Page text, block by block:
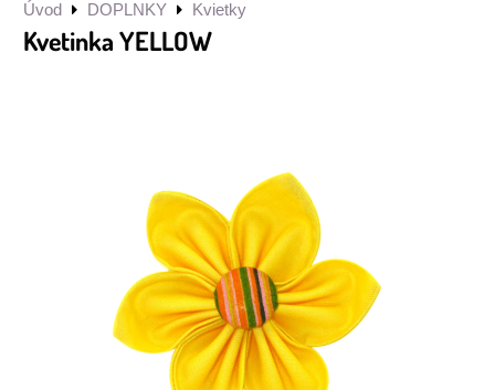
Úvod DOPLNKY Kvietky
Kvetinka YELLOW